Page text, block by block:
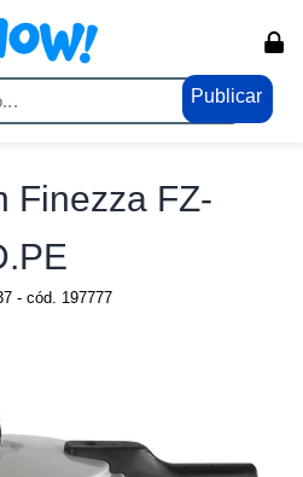
Publicar
Finezza FZ-
- cód. 197777